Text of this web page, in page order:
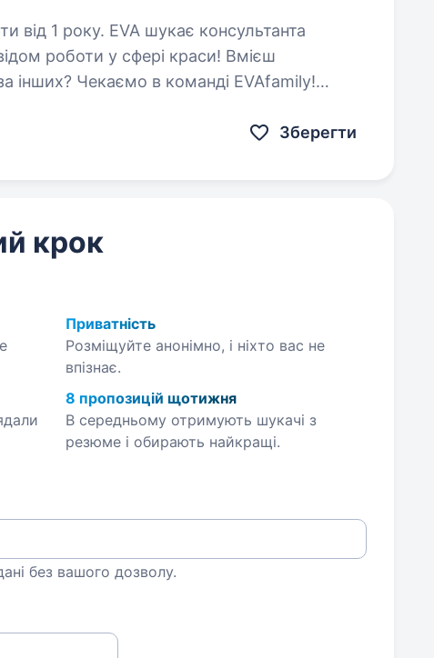
консультанта
роботи у сфері краси! Вмієш
інших? Чекаємо в команді EVAfamily!
Зберегти
крок
Приватність
Розміщуйте анонімно, і ніхто вас не
впізнає.
8 пропозицій щотижня
В середньому отримують шукачі з
резюме і обирають найкращі.
без вашого дозволу.